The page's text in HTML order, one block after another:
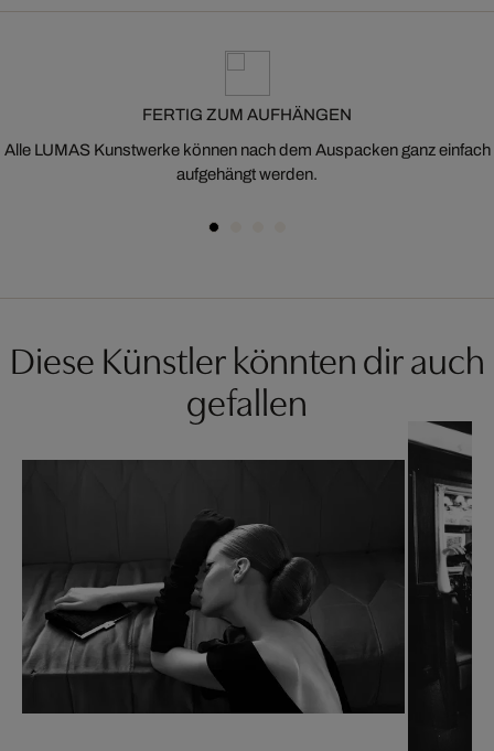
FERTIG ZUM AUFHÄNGEN
Alle LUMAS Kunstwerke können nach dem Auspacken ganz einfach
aufgehängt werden.
Diese Künstler könnten dir auch
gefallen